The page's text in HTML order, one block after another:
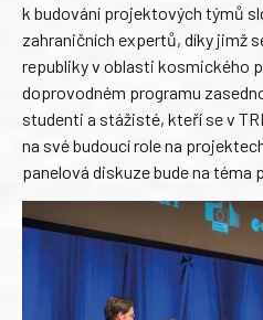
k budování projektových týmů
zahraničních expertů, díky jimž
republiky v oblasti kosmického
doprovodném programu
studenti a stážisté, kteří se v
na své budoucí role na
panelová diskuze bude na téma